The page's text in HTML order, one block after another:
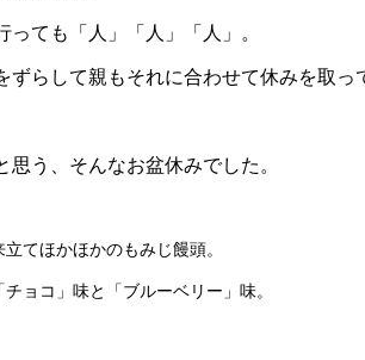
ても「人」「人」「人」。
らして親もそれに合わせて休みを取っ
う、そんなお盆休みでした。
立てほかほかのもみじ饅頭。
ョコ」味と「ブルーベリー」味。